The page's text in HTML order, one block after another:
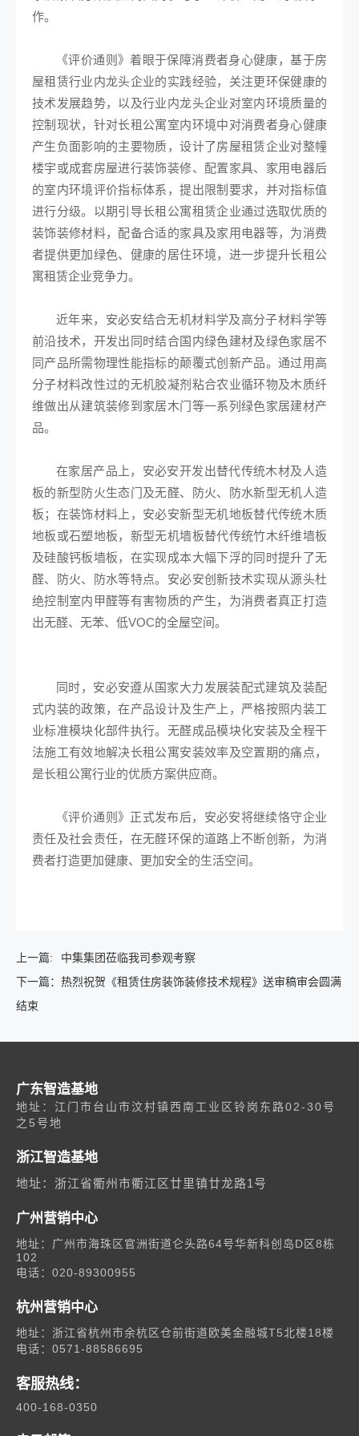
作。
《评价通则》着眼于保障消费者身心健康，基于房
屋租赁行业内龙头企业的实践经验，关注更环保健康的
技术发展趋势，以及行业内龙头企业对室内环境质量的
控制现状，针对长租公寓室内环境中对消费者身心健康
产生负面影响的主要物质，设计了房屋租赁企业对整幢
楼宇或成套房屋进行装饰装修、配置家具、家用电器后
的室内环境评价指标体系，提出限制要求，并对指标值
进行分级。以期引导长租公寓租赁企业通过选取优质的
装饰装修材料，配备合适的家具及家用电器等，为消费
者提供更加绿色、健康的居住环境，进一步提升长租公
寓租赁企业竞争力。
近年来，安必安结合无机材料学及高分子材料学等
前沿技术，开发出同时结合国内绿色建材及绿色家居不
同产品所需物理性能指标的颠覆式创新产品。通过用高
分子材料改性过的无机胶凝剂粘合农业循环物及木质纤
维做出从建筑装修到家居木门等一系列绿色家居建材产
品。
在家居产品上，安必安开发出替代传统木材及人造
板的新型防火生态门及无醛、防火、防水新型无机人造
板；在装饰材料上，安必安新型无机地板替代传统木质
地板或石塑地板，新型无机墙板替代传统竹木纤维墙板
及硅酸钙板墙板，在实现成本大幅下浮的同时提升了无
醛、防火、防水等特点。安必安创新技术实现从源头杜
绝控制室内甲醛等有害物质的产生，为消费者真正打造
出无醛、无苯、低VOC的全屋空间。
同时，安必安遵从国家大力发展装配式建筑及装配
式内装的政策，在产品设计及生产上，严格按照内装工
业标准模块化部件执行。无醛成品模块化安装及全程干
法施工有效地解决长租公寓安装效率及空置期的痛点，
是长租公寓行业的优质方案供应商。
《评价通则》正式发布后，安必安将继续恪守企业
责任及社会责任，在无醛环保的道路上不断创新，为消
费者打造更加健康、更加安全的生活空间。
上一篇:
中集集团莅临我司参观考察
下一篇： 热烈祝贺《租赁住房装饰装修技术规程》送审稿审会圆满
结束
广东智造基地
地址：江门市台山市汶村镇西南工业区铃岗东路02-30号
之5号地
浙江智造基地
地址：浙江省衢州市衢江区廿里镇廿龙路1号
广州营销中心
地址：广州市海珠区官洲街道仑头路64号华新科创岛D区8栋
102
电话：020-89300955
杭州营销中心
地址：浙江省杭州市余杭区仓前街道欧美金融城T5北楼18楼
电话：0571-88586695
客服热线：
400-168-0350